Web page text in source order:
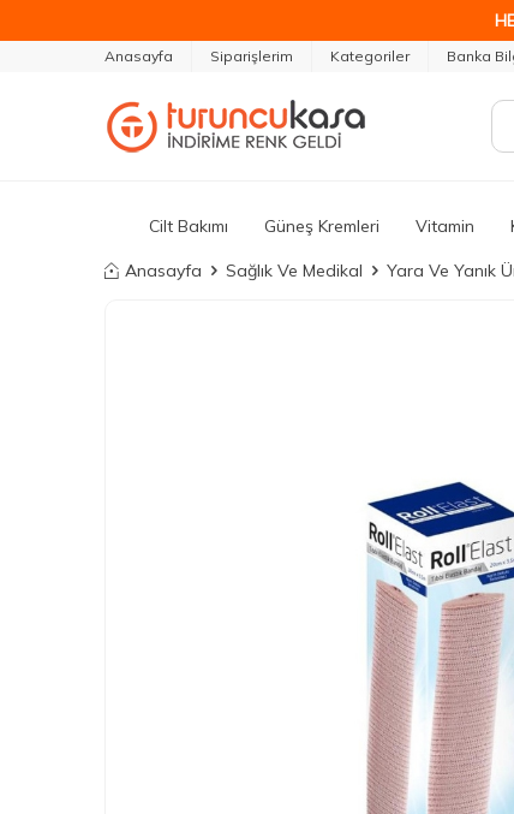
Anasayfa Siparişlerim Kategoriler Banka
Cilt Bakımı Güneş Kremleri Vitamin
Anasayfa Sağlık Ve Medikal Yara Ve Yanık